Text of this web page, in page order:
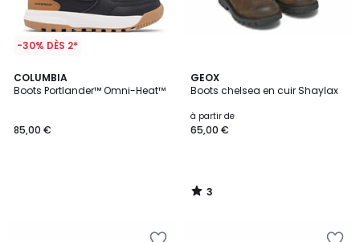
-30% DÈS 2*
COLUMBIA
Boots Portlander™ Omni-Heat™
85,00 €
GEOX
Boots chelsea en cuir Shaylax
à partir de
65,00 €
3
/
3
/